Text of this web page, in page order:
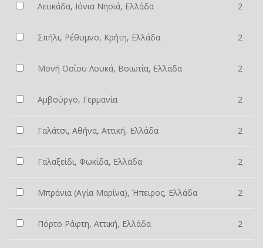
Λευκάδα, Ιόνια Νησιά, Ελλάδα 2
Σπήλι, Ρέθυμνο, Κρήτη, Ελλάδα 2
Μονή Οσίου Λουκά, Βοιωτία, Ελλάδα 2
Αμβούργο, Γερμανία 2
Γαλάτσι, Αθήνα, Αττική, Ελλάδα 2
Γαλαξείδι, Φωκίδα, Ελλάδα 2
Μπράνια (Αγία Μαρίνα), Ήπειρος, Ελλάδα 2
Πόρτο Ράφτη, Αττική, Ελλάδα 2